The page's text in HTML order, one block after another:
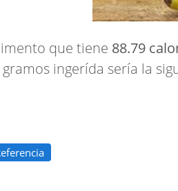
que tiene 88.79
ingerída sería la